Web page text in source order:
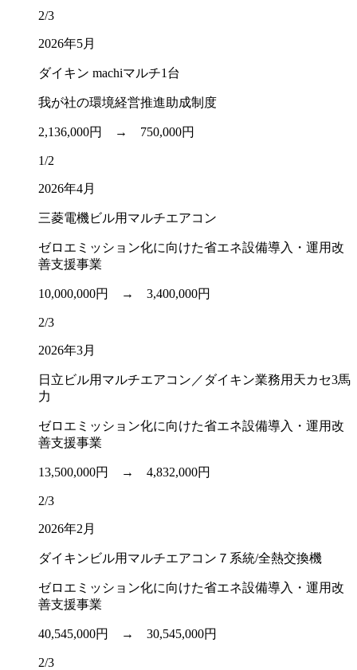
2/3
2026年5月
ダイキン machiマルチ1台
我が社の環境経営推進助成制度
2,136,000円 → 750,000円
1/2
2026年4月
三菱電機ビル用マルチエアコン
ゼロエミッション化に向けた省エネ設備導入・運用改
善支援事業
10,000,000円 → 3,400,000円
2/3
2026年3月
日立ビル用マルチエアコン／ダイキン業務用天カセ3馬
力
ゼロエミッション化に向けた省エネ設備導入・運用改
善支援事業
13,500,000円 → 4,832,000円
2/3
2026年2月
ダイキンビル用マルチエアコン７系統/全熱交換機
ゼロエミッション化に向けた省エネ設備導入・運用改
善支援事業
40,545,000円 → 30,545,000円
2/3